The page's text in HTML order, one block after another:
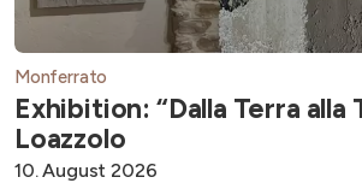
Monferrato
Exhibition: “Dalla Terra alla
Loazzolo
10. August 2026